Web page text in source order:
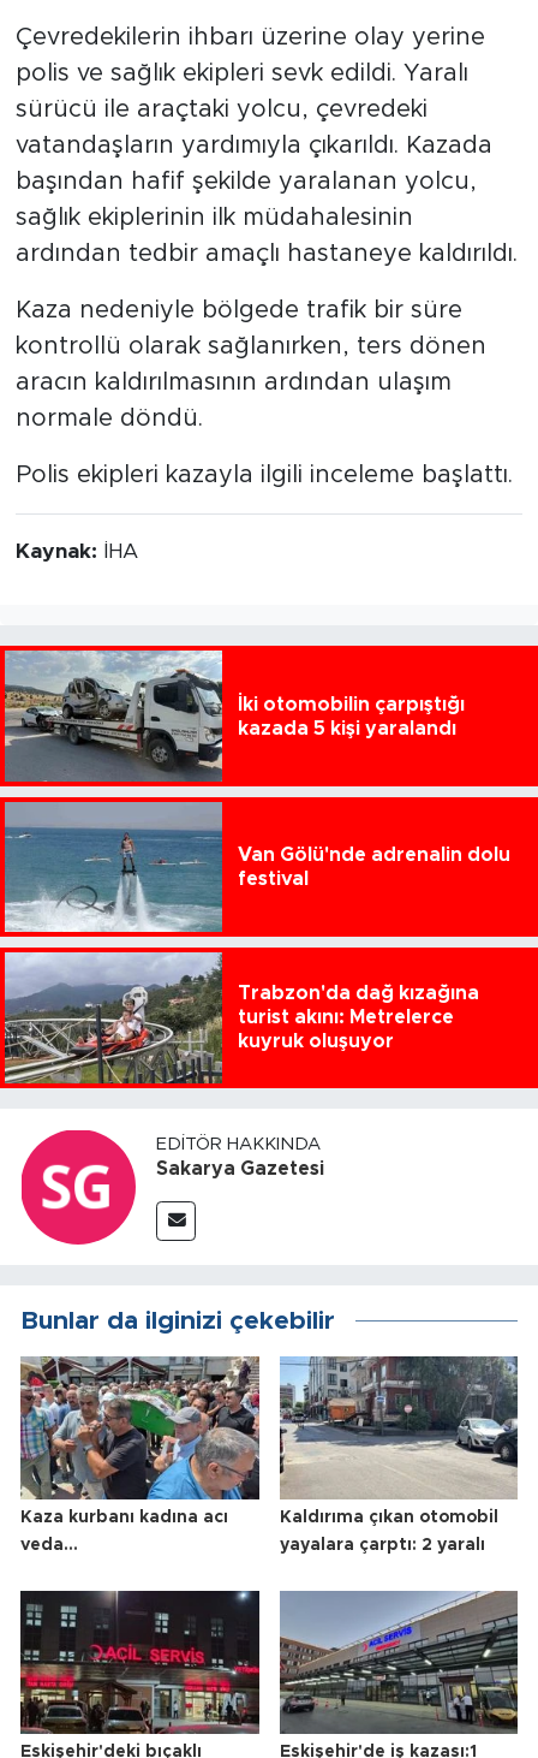
Çevredekilerin ihbarı üzerine olay yerine
polis ve sağlık ekipleri sevk edildi. Yaralı
sürücü ile araçtaki yolcu, çevredeki
vatandaşların yardımıyla çıkarıldı. Kazada
başından hafif şekilde yaralanan yolcu,
sağlık ekiplerinin ilk müdahalesinin
ardından tedbir amaçlı hastaneye kaldırıldı.
Kaza nedeniyle bölgede trafik bir süre
kontrollü olarak sağlanırken, ters dönen
aracın kaldırılmasının ardından ulaşım
normale döndü.
Polis ekipleri kazayla ilgili inceleme başlattı.
Kaynak: İHA
İki otomobilin çarpıştığı
kazada 5 kişi yaralandı
Van Gölü'nde adrenalin dolu
festival
Trabzon'da dağ kızağına
turist akını: Metrelerce
kuyruk oluşuyor
EDITÖR HAKKINDA
Sakarya Gazetesi
Bunlar da ilginizi çekebilir
Kaza kurbanı kadına acı
veda...
Kaldırıma çıkan otomobil
yayalara çarptı: 2 yaralı
Eskişehir'deki bıçaklı
Eskişehir'de iş kazası:1